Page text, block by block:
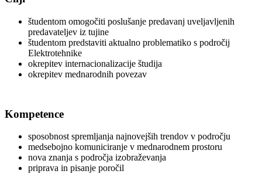
študentom omogočiti poslušanje predavanj uveljavljenih
predavateljev iz tujine
študentom predstaviti aktualno problematiko s področij
Elektrotehnike
okrepitev internacionalizacije študija
okrepitev mednarodnih povezav
Kompetence
sposobnost spremljanja najnovejših trendov v področju
medsebojno komuniciranje v mednarodnem prostoru
nova znanja s področja izobraževanja
priprava in pisanje poročil